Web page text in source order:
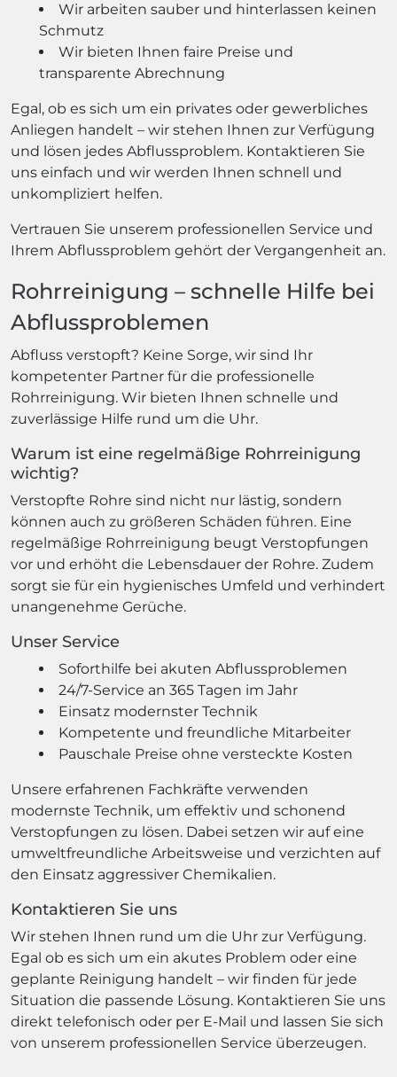
Wir arbeiten sauber und hinterlassen keinen
Schmutz
Wir bieten Ihnen faire Preise und
transparente Abrechnung
Egal, ob es sich um ein privates oder gewerbliches
Anliegen handelt – wir stehen Ihnen zur Verfügung
und lösen jedes Abflussproblem. Kontaktieren Sie
uns einfach und wir werden Ihnen schnell und
unkompliziert helfen.
Vertrauen Sie unserem professionellen Service und
Ihrem Abflussproblem gehört der Vergangenheit an.
Rohrreinigung – schnelle Hilfe bei
Abflussproblemen
Abfluss verstopft? Keine Sorge, wir sind Ihr
kompetenter Partner für die professionelle
Rohrreinigung. Wir bieten Ihnen schnelle und
zuverlässige Hilfe rund um die Uhr.
Warum ist eine regelmäßige Rohrreinigung
wichtig?
Verstopfte Rohre sind nicht nur lästig, sondern
können auch zu größeren Schäden führen. Eine
regelmäßige Rohrreinigung beugt Verstopfungen
vor und erhöht die Lebensdauer der Rohre. Zudem
sorgt sie für ein hygienisches Umfeld und verhindert
unangenehme Gerüche.
Unser Service
Soforthilfe bei akuten Abflussproblemen
24/7-Service an 365 Tagen im Jahr
Einsatz modernster Technik
Kompetente und freundliche Mitarbeiter
Pauschale Preise ohne versteckte Kosten
Unsere erfahrenen Fachkräfte verwenden
modernste Technik, um effektiv und schonend
Verstopfungen zu lösen. Dabei setzen wir auf eine
umweltfreundliche Arbeitsweise und verzichten auf
den Einsatz aggressiver Chemikalien.
Kontaktieren Sie uns
Wir stehen Ihnen rund um die Uhr zur Verfügung.
Egal ob es sich um ein akutes Problem oder eine
geplante Reinigung handelt – wir finden für jede
Situation die passende Lösung. Kontaktieren Sie uns
direkt telefonisch oder per E-Mail und lassen Sie sich
von unserem professionellen Service überzeugen.